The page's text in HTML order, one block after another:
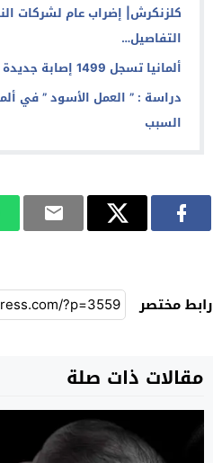
التفاصيل…
ألمانيا تسجل 1499 إصابة جديدة بكورونا
دراسة : ” العمل الأسود ” في
السبب
رابط مختصر
مقالات ذات صلة